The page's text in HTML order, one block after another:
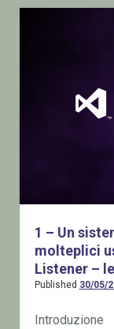
usi
–
Il
test
1 – Un
molteplici
Listener –
Published 30/05/
Introduzione